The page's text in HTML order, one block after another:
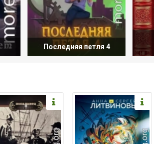
Последняя петля 4